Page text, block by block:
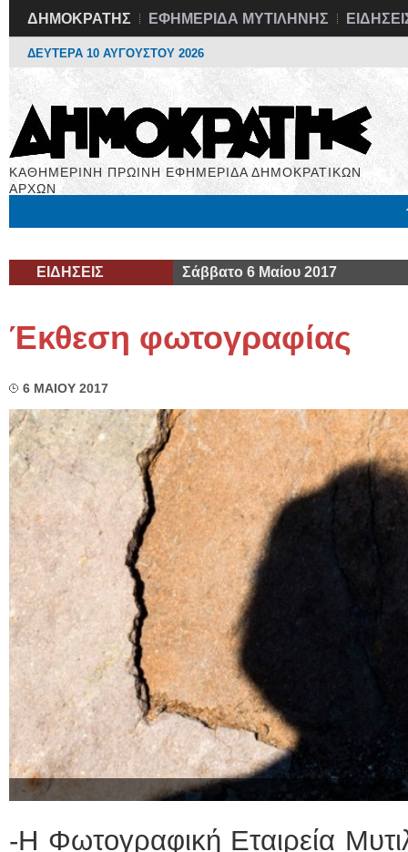
ΔΗΜΟΚΡΑΤΗΣ ΕΦΗΜΕΡΙΔΑ ΜΥΤΙΛΗΝΗΣ
ΔΕΥΤΕΡΑ 10 ΑΥΓΟΥΣΤΟΥ 2026
ΚΑΘΗΜΕΡΙΝΗ ΠΡΩΙΝΗ ΕΦΗΜΕΡΙΔΑ ΔΗΜΟΚΡΑΤΙΚΩΝ
ΑΡΧΩΝ
ΕΙΔΗΣΕΙΣ Σάββατο 6 Μαίου 2017
Έκθεση φωτογραφίας
6 ΜΑΙΟΥ 2017
-Η Φωτογραφική Εταιρεία